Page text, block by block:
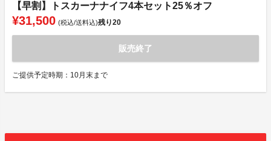
【早割】トスカーナナイフ4本セット25％オフ
¥31,500 (税込/送料込)残り20
販売終了
ご提供予定時期：10月末まで